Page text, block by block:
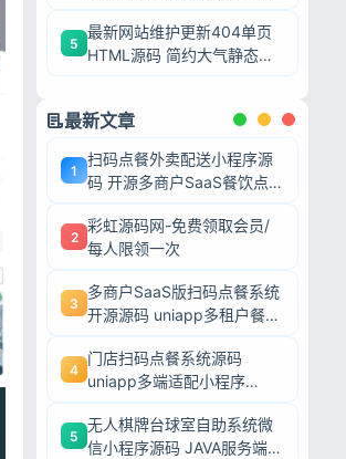
5
最新网站维护更新404单页
HTML源码 简约大气静态模
最新文章
1
扫码点餐外卖配送小程序源
码 开源多商户SaaS餐饮点
2
彩虹源码网-免费领取会员/
每人限领一次
3
多商户SaaS版扫码点餐系统
开源源码 uniapp多租户餐饮
4
门店扫码点餐系统源码
uniapp多端适配小程序
银全套源码
5
无人棋牌台球室自助系统微
信小程序源码 JAVA服务端全